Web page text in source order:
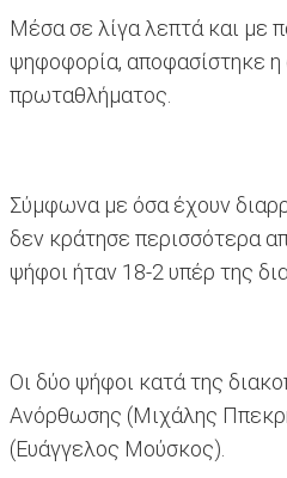
Μέσα σε λίγα λεπτά και με
ψηφοφορία, αποφασίστηκε η
πρωταθλήματος.
Σύμφωνα με όσα έχουν
δεν κράτησε περισσότερα
ψήφοι ήταν 18-2 υπέρ της
Οι δύο ψήφοι κατά της
Ανόρθωσης (Μιχάλης
(Ευάγγελος Μούσκος).